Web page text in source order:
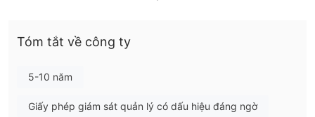
đầu từ 0.0 pips.
- Bạc, Vàng và Bạch kim - với tài khoản thử nghiệm có sẵn để
chuyện trực tiếp, email, điện thoại, Twitter và Facebook.
Tóm tắt về công ty
5-10 năm
Giấy phép giám sát quản lý có dấu hiệu đáng ngờ